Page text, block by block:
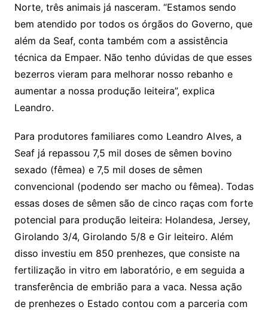
Norte, três animais já nasceram. “Estamos sendo
bem atendido por todos os órgãos do Governo, que
além da Seaf, conta também com a assistência
técnica da Empaer. Não tenho dúvidas de que esses
bezerros vieram para melhorar nosso rebanho e
aumentar a nossa produção leiteira”, explica
Leandro.
Para produtores familiares como Leandro Alves, a
Seaf já repassou 7,5 mil doses de sêmen bovino
sexado (fêmea) e 7,5 mil doses de sêmen
convencional (podendo ser macho ou fêmea). Todas
essas doses de sêmen são de cinco raças com forte
potencial para produção leiteira: Holandesa, Jersey,
Girolando 3/4, Girolando 5/8 e Gir leiteiro. Além
disso investiu em 850 prenhezes, que consiste na
fertilização in vitro em laboratório, e em seguida a
transferência de embrião para a vaca. Nessa ação
de prenhezes o Estado contou com a parceria com